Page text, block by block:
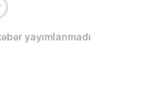
yayımlanmadı